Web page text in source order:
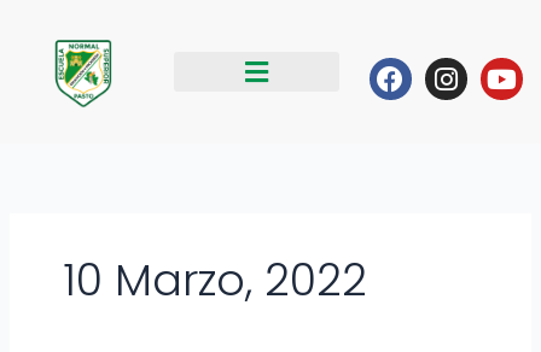
contenido
Facebook
10 Marzo, 2022